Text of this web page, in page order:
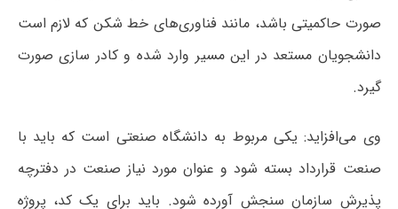
صورت حاکمیتی باشد، مانند فناوری‌های خط شکن که لازم است
دانشجویان مستعد در این مسیر وارد شده و کادر سازی صورت
گیرد.
وی می‌افزاید: یکی مربوط به دانشگاه صنعتی است که باید با
صنعت قرارداد بسته شود و عنوان مورد نیاز صنعت در دفترچه
پذیرش سازمان سنجش آورده شود. باید برای یک کد، پروژه